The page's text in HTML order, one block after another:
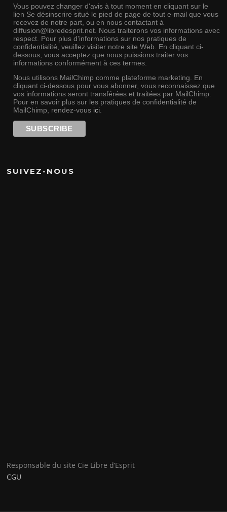
Vous pouvez changer d'avis à tout moment en cliquant sur le
lien Se désinscrire situé le pied de page de tout e-mail que vous
recevez de notre part, ou en nous contactant à
diffusion@libredesprit.net. Nous traiterons vos informations avec
respect. Pour plus d'informations sur nos pratiques de
confidentialité, veuillez visiter notre site Web. En cliquant ci-
dessous, vous acceptez que nous puissions traiter vos
informations conformément à ces termes.
Nous utilisons MailChimp comme plateforme marketing. En
cliquant ci-dessous pour vous abonner, vous reconnaissez que
vos informations seront transférées et traitées par MailChimp.
Pour en savoir plus sur les pratiques de confidentialité de
MailChimp, rendez-vous ici.
SUIVEZ-NOUS
Responsable du site Cie Libre d’Esprit
CGU